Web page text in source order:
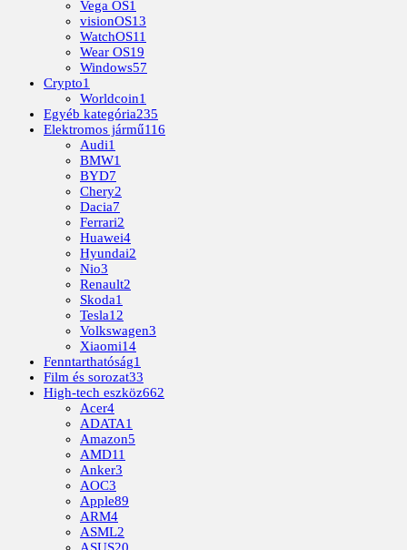
Vega OS1
visionOS13
WatchOS11
Wear OS19
Windows57
Crypto1
Worldcoin1
Egyéb kategória235
Elektromos jármű116
Audi1
BMW1
BYD7
Chery2
Dacia7
Ferrari2
Huawei4
Hyundai2
Nio3
Renault2
Skoda1
Tesla12
Volkswagen3
Xiaomi14
Fenntarthatóság1
Film és sorozat33
High-tech eszköz662
Acer4
ADATA1
Amazon5
AMD11
Anker3
AOC3
Apple89
ARM4
ASML2